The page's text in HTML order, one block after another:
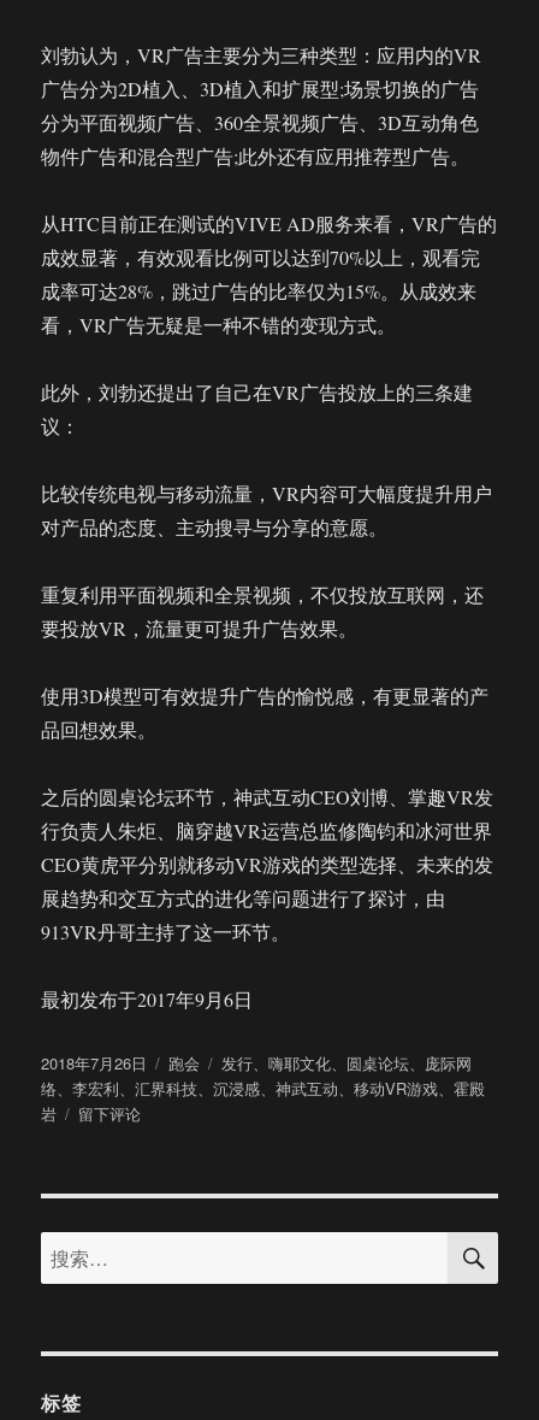
刘勃认为，VR广告主要分为三种类型：应用内的VR
广告分为2D植入、3D植入和扩展型;场景切换的广告
分为平面视频广告、360全景视频广告、3D互动角色
物件广告和混合型广告;此外还有应用推荐型广告。
从HTC目前正在测试的VIVE AD服务来看，VR广告的
成效显著，有效观看比例可以达到70%以上，观看完
成率可达28%，跳过广告的比率仅为15%。从成效来
看，VR广告无疑是一种不错的变现方式。
此外，刘勃还提出了自己在VR广告投放上的三条建
议：
比较传统电视与移动流量，VR内容可大幅度提升用户
对产品的态度、主动搜寻与分享的意愿。
重复利用平面视频和全景视频，不仅投放互联网，还
要投放VR，流量更可提升广告效果。
使用3D模型可有效提升广告的愉悦感，有更显著的产
品回想效果。
之后的圆桌论坛环节，神武互动CEO刘博、掌趣VR发
行负责人朱炬、脑穿越VR运营总监修陶钧和冰河世界
CEO黄虎平分别就移动VR游戏的类型选择、未来的发
展趋势和交互方式的进化等问题进行了探讨，由
913VR丹哥主持了这一环节。
最初发布于2017年9月6日
发
布
于
2018年7月26日
分
类
跑会
标
签
发行、嗨耶文化、 圆桌论坛、 庞际网
络、李宏利、汇界科技、沉浸感、神武互动、移动VR游戏、霍殿
岩
于
VR
戏
开
发
干
留下评论
搜
索：
搜
标签